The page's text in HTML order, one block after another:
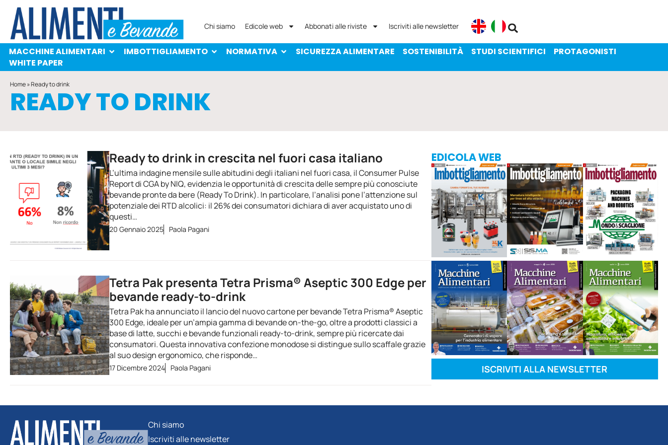
MACCHINE ALIMENTARI
PROTAGONISTI
WHITE PAPER
Chi siamo Edicole web Abbonati alle riviste Iscriviti alle newsletter
MACCHINE ALIMENTARI IMBOTTIGLIAMENTO NORMATIVA SICUREZZA ALIMENTARE SOSTENIBILITÀ STUDI SCIENTIFICI
PROTAGONISTI
WHITE PAPER
Home»Ready to drink
READY TO DRINK
Ready to drink in crescita nel fuori casa italiano
L’ultima indagine mensile sulle abitudini degli italiani nel fuori casa, il Consumer Pulse
Report di CGA by NIQ, evidenzia le opportunità di crescita delle sempre più conosciute
bevande pronte da bere (Ready To Drink). In particolare, l’analisi pone l’attenzione sul
potenziale dei RTD alcolici: il 26% dei consumatori dichiara di aver acquistato uno di
questi…
20 Gennaio 2025 Paola Pagani
Tetra Pak presenta Tetra Prisma® Aseptic 300 Edge per
bevande ready-to-drink
Tetra Pak ha annunciato il lancio del nuovo cartone per bevande Tetra Prisma® Aseptic
300 Edge, ideale per un’ampia gamma di bevande on-the-go, oltre a prodotti classici a
base di latte, succhi e bevande funzionali ready-to-drink, sempre più ricercate dai
consumatori. Questa innovativa confezione monodose si distingue sullo scaffale grazie
al suo design ergonomico, che risponde…
17 Dicembre 2024 Paola Pagani
EDICOLA WEB
ISCRIVITI ALLA NEWSLETTER
Chi siamo
Iscriviti alle newsletter